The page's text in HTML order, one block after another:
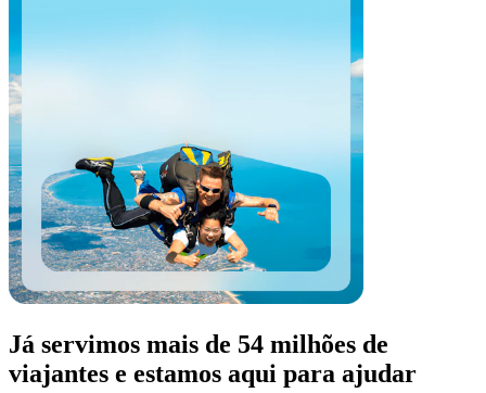
Já servimos mais de 54 milhões de
viajantes e estamos aqui para ajudar